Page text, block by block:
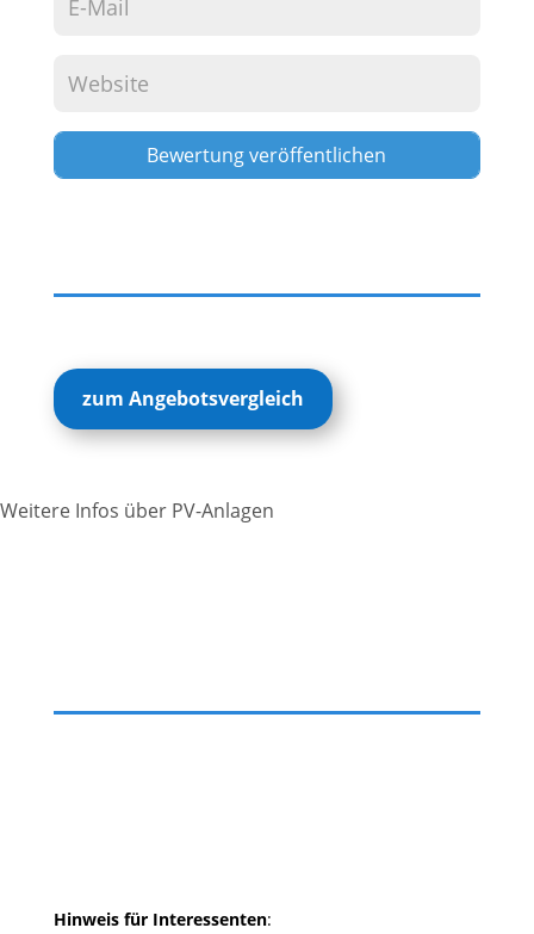
zum Angebotsvergleich
Weitere Infos über PV-Anlagen
Hinweis für Interessenten: